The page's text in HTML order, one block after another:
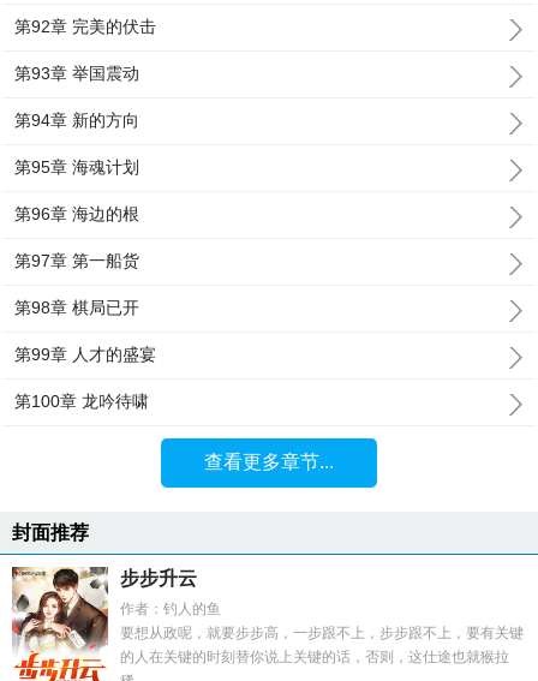
第92章 完美的伏击
第93章 举国震动
第94章 新的方向
第95章 海魂计划
第96章 海边的根
第97章 第一船货
第98章 棋局已开
第99章 人才的盛宴
第100章 龙吟待啸
查看更多章节...
封面推荐
步步升云
作者：钓人的鱼
要想从政呢，就要步步高，一步跟不上，步步跟不上，要有关键
的人在关键的时刻替你说上关键的话，否则，这仕途也就猴拉